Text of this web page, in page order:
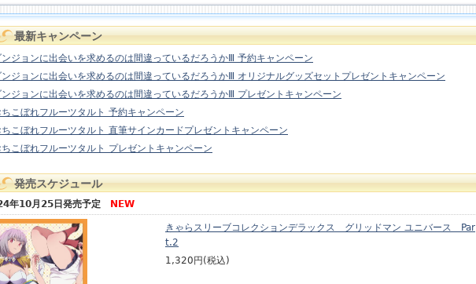
最新キャンペーン
ジョンに出会いを求めるのは間違っているだろうかⅢ 予約キャンペーン
ジョンに出会いを求めるのは間違っているだろうかⅢ オリジナルグッズセットプレゼントキャンペーン
ジョンに出会いを求めるのは間違っているだろうかⅢ プレゼントキャンペーン
こぼれフルーツタルト 予約キャンペーン
こぼれフルーツタルト 直筆サインカードプレゼントキャンペーン
こぼれフルーツタルト プレゼントキャンペーン
発売スケジュール
年10月25日発売予定 NEW
きゃらスリーブコレクションデラックス グリッドマン ユニバース Par
t.2
1,320円(税込)